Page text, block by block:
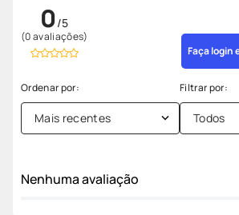
0
(0 avaliações)
Faça login
Mais recentes Todos
Nenhuma avaliação